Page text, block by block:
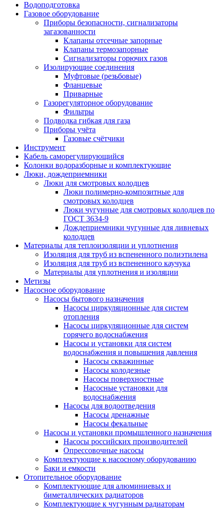
Водоподготовка
Газовое оборудование
Приборы безопасности, сигнализаторы
загазованности
Клапаны отсечные запорные
Клапаны термозапорные
Сигнализаторы горючих газов
Изолирующие соединения
Муфтовые (резьбовые)
Фланцевые
Приварные
Газорегуляторное оборудование
Фильтры
Подводка гибкая для газа
Приборы учёта
Газовые счётчики
Инструмент
Кабель саморегулирующийся
Колонки водоразборные и комплектующие
Люки, дождеприемники
Люки для смотровых колодцев
Люки полимерно-композитные для
смотровых колодцев
Люки чугунные для смотровых колодцев по
ГОСТ 3634-9
Дождеприемники чугунные для ливневых
колодцев
Материалы для теплоизоляции и уплотнения
Изоляция для труб из вспененного полиэтилена
Изоляция для труб из вспененного каучука
Материалы для уплотнения и изоляции
Метизы
Насосное оборудование
Насосы бытового назначения
Насосы циркуляционные для систем
отопления
Насосы циркуляционные для систем
горячего водоснабжения
Насосы и установки для систем
водоснабжения и повышения давления
Насосы скважинные
Насосы колодезные
Насосы поверхностные
Насосные установки для
водоснабжения
Насосы для водоотведения
Насосы дренажные
Насосы фекальные
Насосы и установки промышленного назначения
Насосы российских производителей
Опрессовочные насосы
Комплектующие к насосному оборудованию
Баки и емкости
Отопительное оборудование
Комплектующие для алюминиевых и
биметаллических радиаторов
Комплектующие к чугунным радиаторам